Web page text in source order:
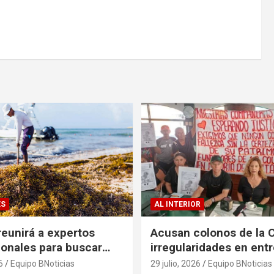
a expertos
para buscar
al problema del
Equipo BNoticias
AL INTERIOR
Acusan colonos de la
irregularidades en
escrituras
29 julio, 2026 Equipo BNoticias